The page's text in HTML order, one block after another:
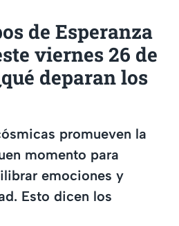
de Esperanza
viernes 26 de
deparan los
promueven la
momento para
emociones y
Esto dicen los